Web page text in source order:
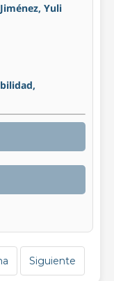
Yuli
Siguiente